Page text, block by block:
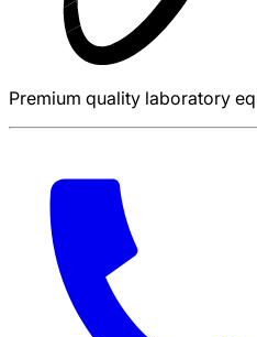
Premium quality laboratory